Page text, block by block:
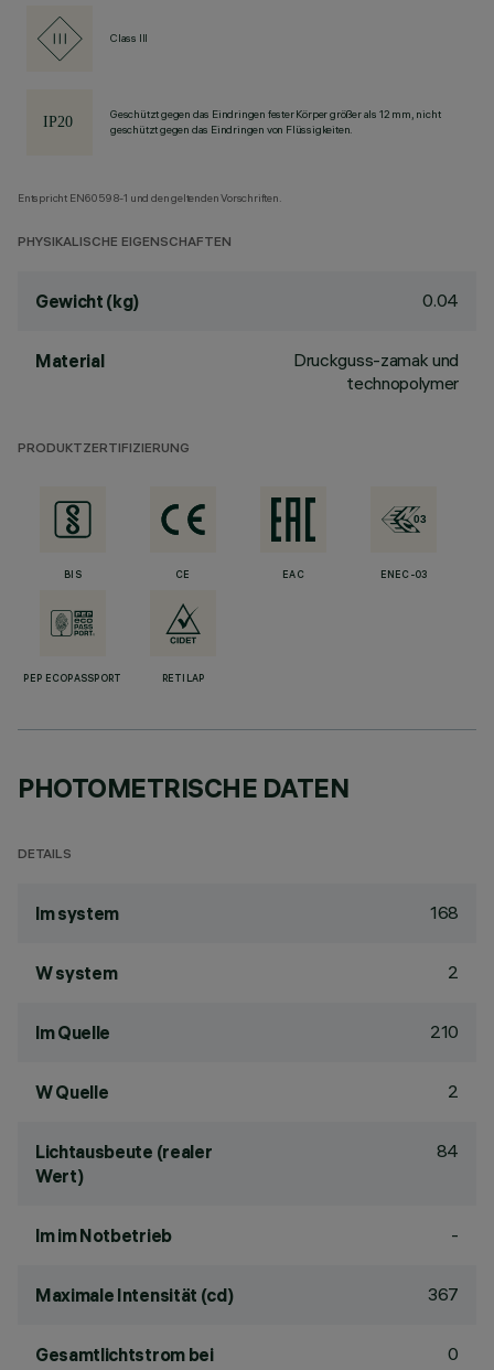
Class III
Geschützt gegen das Eindringen fester Körper größer als 12 mm, nicht
geschützt gegen das Eindringen von Flüssigkeiten.
Entspricht EN60598-1 und den geltenden Vorschriften.
PHYSIKALISCHE EIGENSCHAFTEN
Gewicht (kg) 0.04
Material
Druckguss-zamak und
technopolymer
PRODUKTZERTIFIZIERUNG
BIS CE EAC ENEC-03
PEP ECOPASSPORT RETILAP
PHOTOMETRISCHE DATEN
DETAILS
lm system 168
W system 2
lm Quelle 210
W Quelle 2
Lichtausbeute (realer
Wert)
84
lm im Notbetrieb -
Maximale Intensität (cd) 367
Gesamtlichtstrom bei
0